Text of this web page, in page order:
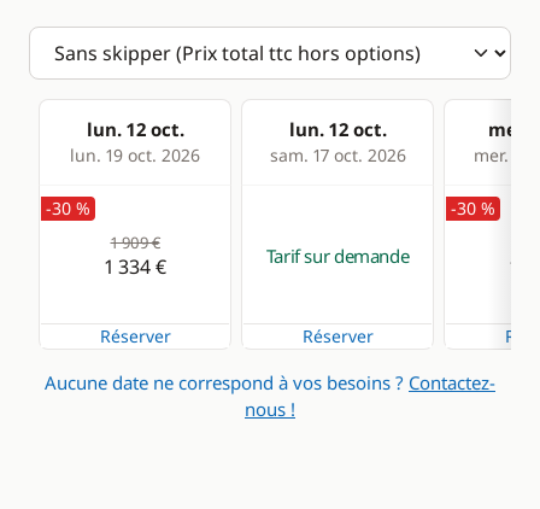
lun. 12 oct.
lun. 19 oct. 2026
lun. 12 oct.
sam. 17 oct. 2026
mer.
mer. 21
-30 %
1 909 €
1 334 €
Réserver
Tarif sur demande
Réserver
-30 %
1
Aucune date ne correspond à vos besoins ? Contactez-
nous !